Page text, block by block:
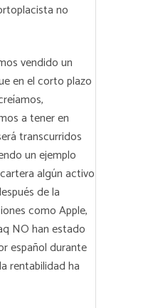
no
vendido un
en el corto plazo
a tener en
transcurridos
un ejemplo
algún activo
de la
como Apple,
NO han estado
español durante
rentabilidad ha